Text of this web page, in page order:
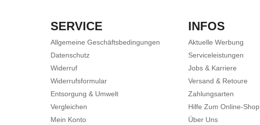
SERVICE
Allgemeine Geschäftsbedingungen
Datenschutz
Widerruf
Widerrufsformular
Entsorgung & Umwelt
Vergleichen
Mein Konto
INFOS
Aktuelle Werbung
Serviceleistungen
Jobs & Karriere
Versand & Retoure
Zahlungsarten
Hilfe Zum Online-Shop
Über Uns